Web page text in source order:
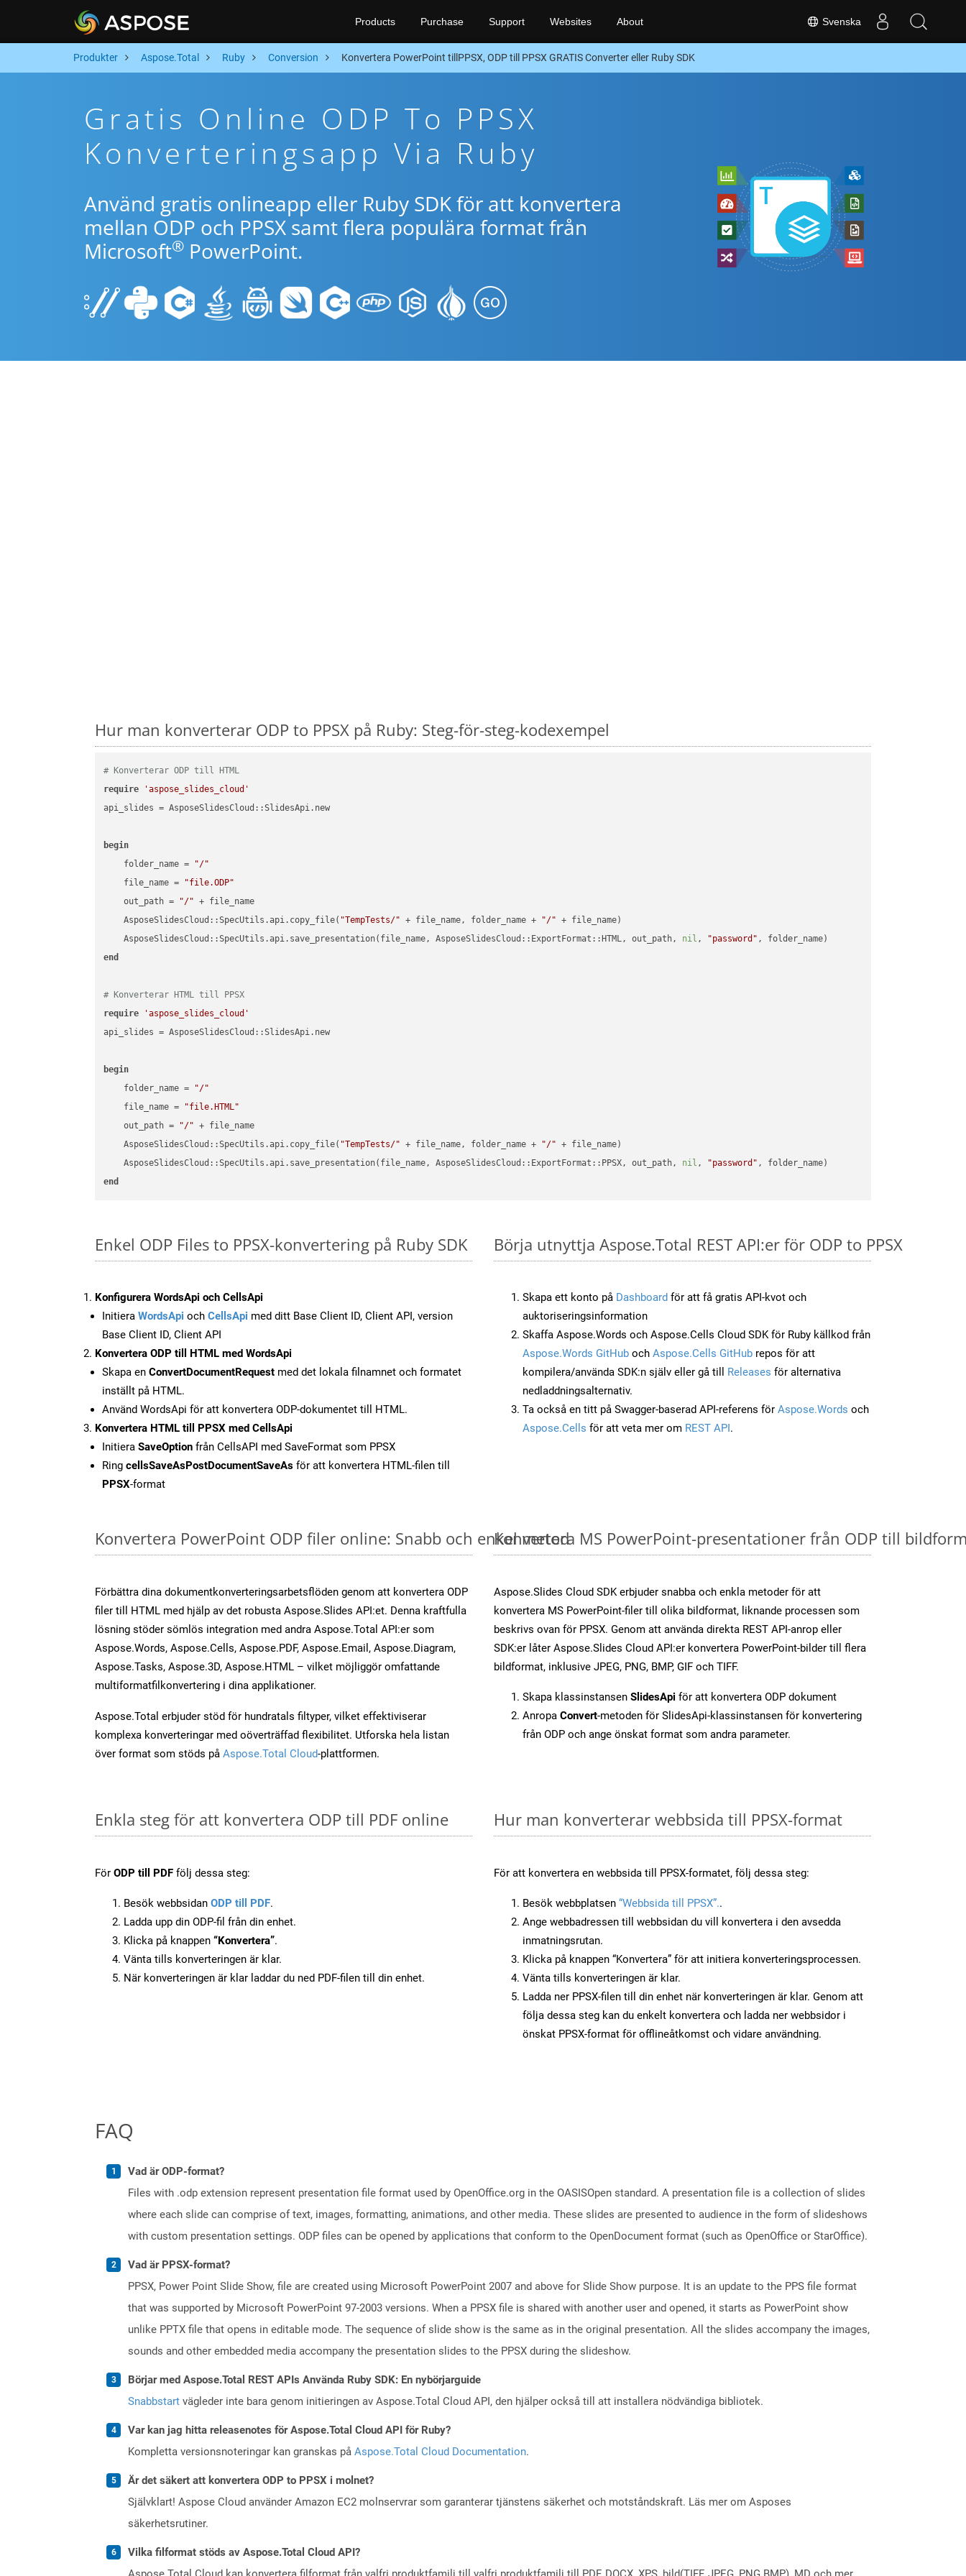
Svenska
Products Purchase Support Websites About
Produkter Aspose.Total Ruby Conversion Konvertera PowerPoint tillPPSX, ODP till PPSX GRATIS Converter eller Ruby SDK
Gratis Online ODP To PPSX
Konverteringsapp Via Ruby
Använd gratis onlineapp eller Ruby SDK för att konvertera
mellan ODP och PPSX samt flera populära format från
Microsoft® PowerPoint.
Hur man konverterar ODP to PPSX på Ruby: Steg-för-steg-kodexempel
# Konverterar ODP till HTML
require
'aspose_slides_cloud'
api_slides = AsposeSlidesCloud::SlidesApi.new
begin
    folder_name =
"/"
    file_name =
"file.ODP"
    out_path =
"/" + file_name
    AsposeSlidesCloud::SpecUtils.api.copy_file(
"TempTests/" + file_name, folder_name + "/" + file_name)
    AsposeSlidesCloud::SpecUtils.api.save_presentation(file_name, AsposeSlidesCloud::ExportFormat::HTML, out_path,
nil , "password"
end
# Konverterar HTML till PPSX
require
'aspose_slides_cloud'
api_slides = AsposeSlidesCloud::SlidesApi.new
begin
    folder_name =
"/"
    file_name =
"file.HTML"
    out_path =
"/" + file_name
    AsposeSlidesCloud::SpecUtils.api.copy_file(
"TempTests/" + file_name, folder_name + "/" + file_name)
    AsposeSlidesCloud::SpecUtils.api.save_presentation(file_name, AsposeSlidesCloud::ExportFormat::PPSX, out_path,
nil , "password"
end
Enkel ODP Files to PPSX-konvertering på Ruby SDK
Konfigurera WordsApi och CellsApi
Initiera WordsApi och CellsApi med ditt Base Client ID, Client API, version
Base Client ID, Client API
Konvertera ODP till HTML med WordsApi
Skapa en ConvertDocumentRequest med det lokala filnamnet och formatet
inställt på HTML.
Använd WordsApi för att konvertera ODP-dokumentet till HTML.
Konvertera HTML till PPSX med CellsApi
Initiera SaveOption från CellsAPI med SaveFormat som PPSX
Ring cellsSaveAsPostDocumentSaveAs för att konvertera HTML-filen till
PPSX-format
Börja utnyttja Aspose.Total REST API:er för ODP to PPSX
Skapa ett konto på Dashboard för att få gratis API-kvot och
auktoriseringsinformation
Skaffa Aspose.Words och Aspose.Cells Cloud SDK för Ruby källkod från
Aspose.Words GitHub och Aspose.Cells GitHub repos för att
kompilera/använda SDK:n själv eller gå till Releases för alternativa
nedladdningsalternativ.
Ta också en titt på Swagger-baserad API-referens för Aspose.Words och
Aspose.Cells för att veta mer om REST API.
Konvertera PowerPoint ODP filer online: Snabb och enkel metod
Förbättra dina dokumentkonverteringsarbetsflöden genom att konvertera ODP
filer till HTML med hjälp av det robusta Aspose.Slides API:et. Denna kraftfulla
lösning stöder sömlös integration med andra Aspose.Total API:er som
Aspose.Words, Aspose.Cells, Aspose.PDF, Aspose.Email, Aspose.Diagram,
Aspose.Tasks, Aspose.3D, Aspose.HTML – vilket möjliggör omfattande
multiformatfilkonvertering i dina applikationer.
Aspose.Total erbjuder stöd för hundratals filtyper, vilket effektiviserar
komplexa konverteringar med oöverträffad flexibilitet. Utforska hela listan
över format som stöds på Aspose.Total Cloud-plattformen.
Konvertera MS PowerPoint-presentationer från ODP till
Aspose.Slides Cloud SDK erbjuder snabba och enkla metoder för att
konvertera MS PowerPoint-filer till olika bildformat, liknande processen som
beskrivs ovan för PPSX. Genom att använda direkta REST API-anrop eller
SDK:er låter Aspose.Slides Cloud API:er konvertera PowerPoint-bilder till flera
bildformat, inklusive JPEG, PNG, BMP, GIF och TIFF.
Skapa klassinstansen SlidesApi för att konvertera ODP dokument
Anropa Convert-metoden för SlidesApi-klassinstansen för konvertering
från ODP och ange önskat format som andra parameter.
Enkla steg för att konvertera ODP till PDF online
För ODP till PDF följ dessa steg:
Besök webbsidan ODP till PDF.
Ladda upp din ODP-fil från din enhet.
Klicka på knappen “Konvertera”.
Vänta tills konverteringen är klar.
När konverteringen är klar laddar du ned PDF-filen till din enhet.
Hur man konverterar webbsida till PPSX-format
För att konvertera en webbsida till PPSX-formatet, följ dessa steg:
Besök webbplatsen “Webbsida till PPSX”..
Ange webbadressen till webbsidan du vill konvertera i den avsedda
inmatningsrutan.
Klicka på knappen “Konvertera” för att initiera konverteringsprocessen.
Vänta tills konverteringen är klar.
Ladda ner PPSX-filen till din enhet när konverteringen är klar. Genom att
följa dessa steg kan du enkelt konvertera och ladda ner webbsidor i
önskat PPSX-format för offlineåtkomst och vidare användning.
FAQ
Vad är ODP-format?
Files with .odp extension represent presentation file format used by OpenOffice.org in the OASISOpen standard. A presentation file is a collection of slides
where each slide can comprise of text, images, formatting, animations, and other media. These slides are presented to audience in the form of slideshows
with custom presentation settings. ODP files can be opened by applications that conform to the OpenDocument format (such as OpenOffice or StarOffice).
Vad är PPSX-format?
PPSX, Power Point Slide Show, file are created using Microsoft PowerPoint 2007 and above for Slide Show purpose. It is an update to the PPS file format
that was supported by Microsoft PowerPoint 97-2003 versions. When a PPSX file is shared with another user and opened, it starts as PowerPoint show
unlike PPTX file that opens in editable mode. The sequence of slide show is the same as in the original presentation. All the slides accompany the images,
sounds and other embedded media accompany the presentation slides to the PPSX during the slideshow.
Börjar med Aspose.Total REST APIs Använda Ruby SDK: En nybörjarguide
Snabbstart vägleder inte bara genom initieringen av Aspose.Total Cloud API, den hjälper också till att installera nödvändiga bibliotek.
Var kan jag hitta releasenotes för Aspose.Total Cloud API för Ruby?
Kompletta versionsnoteringar kan granskas på Aspose.Total Cloud Documentation.
Är det säkert att konvertera ODP to PPSX i molnet?
Självklart! Aspose Cloud använder Amazon EC2 molnservrar som garanterar tjänstens säkerhet och motståndskraft. Läs mer om Asposes
säkerhetsrutiner.
Vilka filformat stöds av Aspose.Total Cloud API?